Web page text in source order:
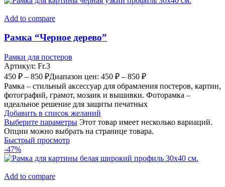
Add to compare
Рамка “Черное дерево”
Рамки для постеров
Артикул: Fr.3
450 ₽ – 850 ₽Диапазон цен: 450 ₽ – 850 ₽
Рамка – стильный аксессуар для обрамления постеров, картин,
фотографий, грамот, мозаик и вышивки. Фоторамка –
идеальное решение для защиты печатных
Добавить в список желаний
Выберите параметры Этот товар имеет несколько вариаций.
Опции можно выбрать на странице товара.
Быстрый просмотр
-47%
Add to compare